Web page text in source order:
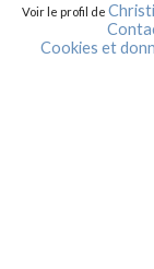
Voir le profil de
Cookies et